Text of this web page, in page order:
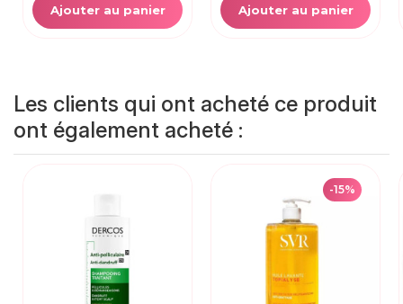
Ajouter au panier Ajouter au panier
Les clients qui ont acheté ce produit
ont également acheté :
-15%